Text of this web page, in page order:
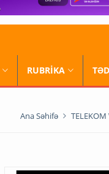
RUBRİKA
Ana Səhifə